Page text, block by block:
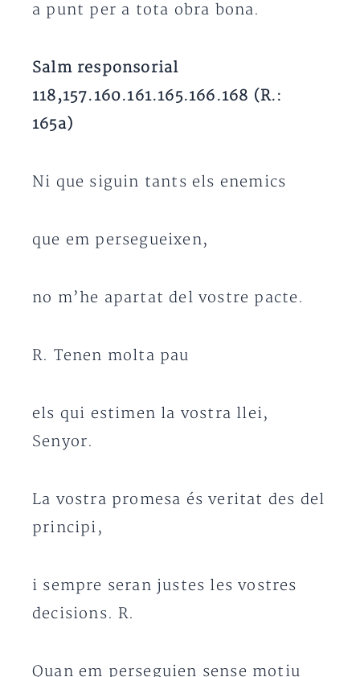
a punt per a tota obra bona.
Salm responsorial
118,157.160.161.165.166.168 (R.:
165a)
Ni que siguin tants els enemics
que em persegueixen,
no m’he apartat del vostre pacte.
R. Tenen molta pau
els qui estimen la vostra llei,
Senyor.
La vostra promesa és veritat des del
principi,
i sempre seran justes les vostres
decisions. R.
Quan em perseguien sense motiu